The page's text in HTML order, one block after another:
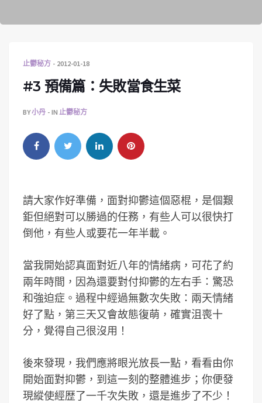
止鬱秘方 2012-01-18
#3 預備篇：失敗當食生菜
BY小丹 IN 止鬱秘方
請大家作好準備，面對抑鬱這個惡棍，是個艱
鉅但絕對可以勝過的任務，有些人可以很快打
倒他，有些人或要花一年半載。
當我開始認真面對近八年的情緒病，可花了約
兩年時間，因為還要對付抑鬱的左右手：驚恐
和強迫症。過程中經過無數次失敗：兩天情緒
好了點，第三天又會故態復萌，確實沮喪十
分，覺得自己很沒用！
後來發現，我們應將眼光放長一點，看看由你
開始面對抑鬱，到這一刻的整體進步；你便發
現縱使經歴了一千次失敗，還是進步了不少！